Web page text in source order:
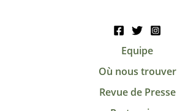
Equipe
Où nous trouver
Revue de Presse